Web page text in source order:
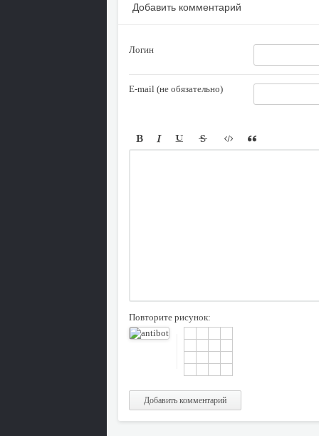
Добавить комментарий
Логин
E-mail (не обязательно)
Повторите рисунок:
Добавить комментарий